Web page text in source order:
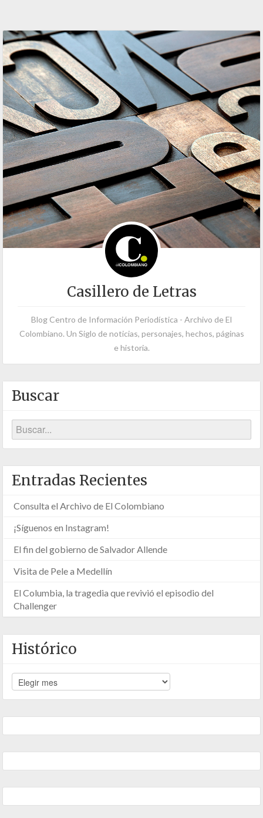
Casillero de Letras
Blog Centro de Información Periodística - Archivo de El
Colombiano. Un Siglo de noticias, personajes, hechos, páginas
e historia.
Buscar
Entradas Recientes
Consulta el Archivo de El Colombiano
¡Síguenos en Instagram!
El fin del gobierno de Salvador Allende
Visita de Pele a Medellín
El Columbia, la tragedia que revivió el episodio del
Challenger
Histórico